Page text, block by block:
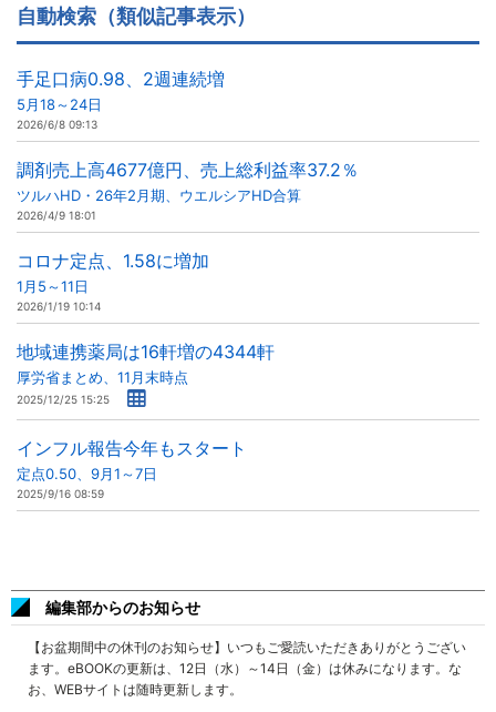
自動検索（類似記事表示）
手足口病0.98、2週連続増
5月18～24日
2026/6/8 09:13
調剤売上高4677億円、売上総利益率37.2％
ツルハHD・26年2月期、ウエルシアHD合算
2026/4/9 18:01
コロナ定点、1.58に増加
1月5～11日
2026/1/19 10:14
地域連携薬局は16軒増の4344軒
厚労省まとめ、11月末時点
2025/12/25 15:25
インフル報告今年もスタート
定点0.50、9月1～7日
2025/9/16 08:59
編集部からのお知らせ
【お盆期間中の休刊のお知らせ】いつもご愛読いただきありがとうござい
ます。eBOOKの更新は、12日（水）～14日（金）は休みになります。な
お、WEBサイトは随時更新します。